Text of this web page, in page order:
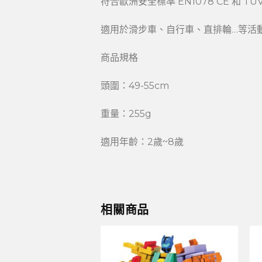
適用於滑步車、自行車、直排輪…等活
商品規格
頭圍：49-55cm
重量：255g
適用年齡：2歲~8歲
相關商品